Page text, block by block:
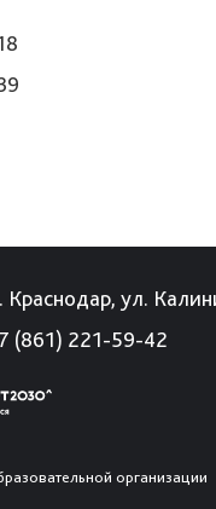
Краснодар, ул.
(861) 221-59-42
организации